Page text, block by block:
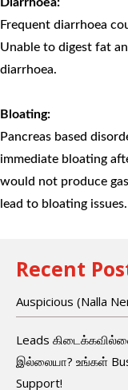
Frequent diarrhoea
Unable to digest fat
diarrhoea.
Bloating:
Pancreas based
immediate bloating
would not produce
lead to bloating issues.
Recent
Auspicious (Nalla
Leads
இல்லையா? உங்கள்
Support!